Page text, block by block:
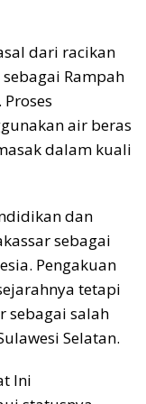
dari racikan
Rampah
air beras
dalam kuali
dan
sebagai
Pengakuan
tetapi
sebagai salah
Selatan.
Ini